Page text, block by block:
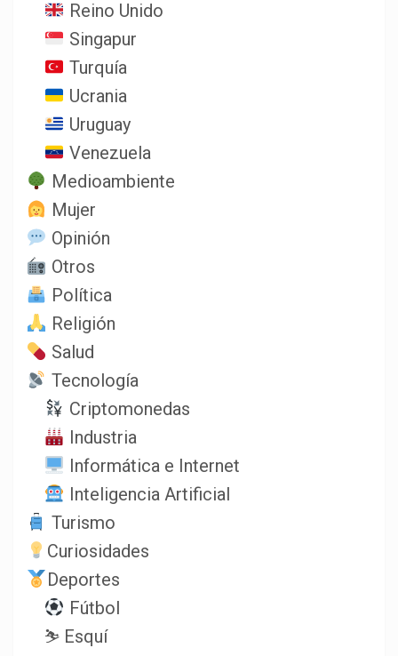
Reino Unido
Singapur
Turquía
Ucrania
Uruguay
Venezuela
Medioambiente
Mujer
Opinión
Otros
Política
Religión
Salud
Tecnología
Criptomonedas
Industria
Informática e Internet
Inteligencia Artificial
Turismo
Curiosidades
Deportes
Fútbol
⛷️ Esquí